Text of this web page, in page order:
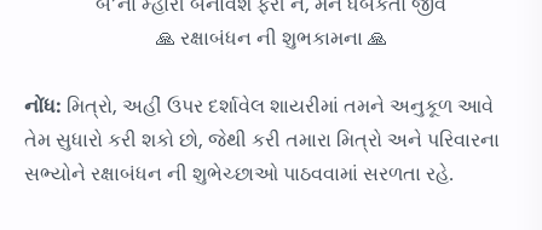
બે’ના મ્હારી બનાવશે ફરી ને, મને ધબકતો જીવ
🙏 રક્ષાબંધન ની શુભકામના 🙏
નોંધ: મિત્રો, અહીં ઉપર દર્શાવેલ શાયરીમાં તમને અનુકૂળ આવે
તેમ સુધારો કરી શકો છો, જેથી કરી તમારા મિત્રો અને પરિવારના
સભ્યોને રક્ષાબંધન ની શુભેચ્છાઓ પાઠવવામાં સરળતા રહે.